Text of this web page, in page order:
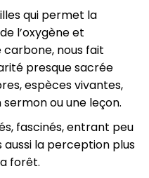
qui permet la
l’oxygène et
nous fait
presque sacrée
espèces vivantes,
ou une leçon.
fascinés, entrant peu
aussi la perception plus
forêt.